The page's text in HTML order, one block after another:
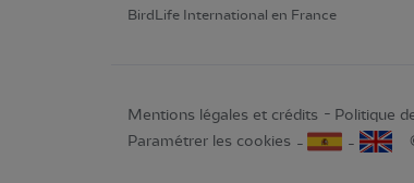
BirdLife International en France
Mentions légales et crédits Politique
Paramétrer les cookies